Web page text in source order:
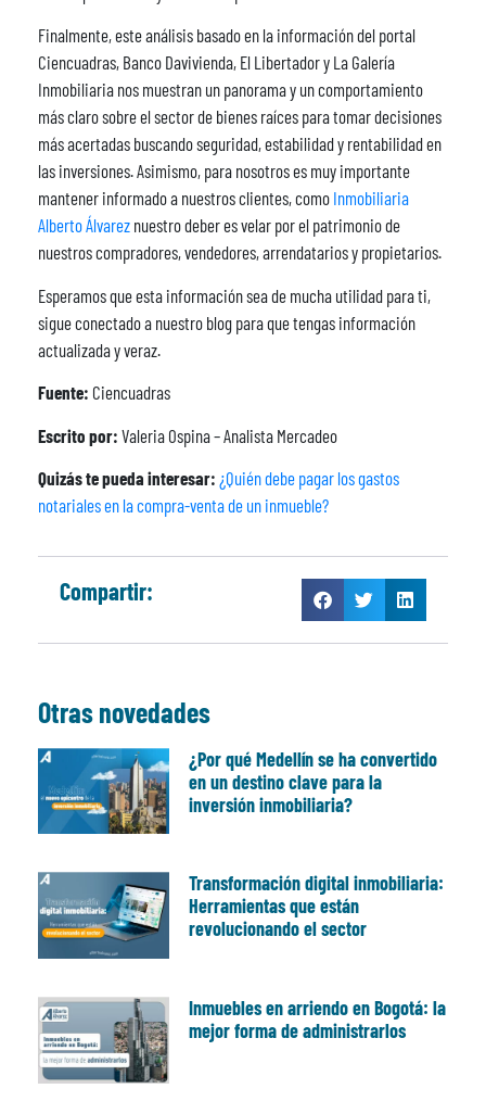
Finalmente, este análisis basado en la información del portal
Ciencuadras, Banco Davivienda, El Libertador y La Galería
Inmobiliaria nos muestran un panorama y un comportamiento
más claro sobre el sector de bienes raíces para tomar decisiones
más acertadas buscando seguridad, estabilidad y rentabilidad en
las inversiones. Asimismo, para nosotros es muy importante
mantener informado a nuestros clientes, como Inmobiliaria
Alberto Álvarez nuestro deber es velar por el patrimonio de
nuestros compradores, vendedores, arrendatarios y propietarios.
Esperamos que esta información sea de mucha utilidad para ti,
sigue conectado a nuestro blog para que tengas información
actualizada y veraz.
Fuente: Ciencuadras
Escrito por: Valeria Ospina – Analista Mercadeo
Quizás te pueda interesar: ¿Quién debe pagar los gastos
notariales en la compra-venta de un inmueble?
Compartir:
Otras novedades
¿Por qué Medellín se ha convertido
en un destino clave para la
inversión inmobiliaria?
Transformación digital inmobiliaria:
Herramientas que están
revolucionando el sector
Inmuebles en arriendo en Bogotá: la
mejor forma de administrarlos